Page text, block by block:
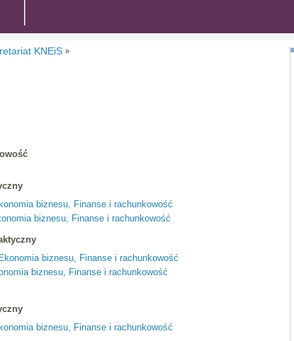
KNEiS »
biznesu, Finanse i rachunkowość
biznesu, Finanse i rachunkowość
biznesu, Finanse i rachunkowość
biznesu, Finanse i rachunkowość
biznesu, Finanse i rachunkowość